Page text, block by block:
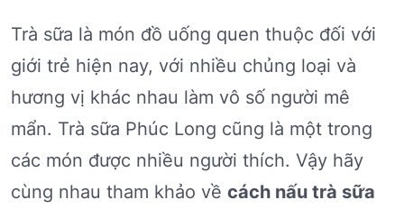
Trà sữa là món đồ uống quen thuộc đối với
giới trẻ hiện nay, với nhiều chủng loại và
hương vị khác nhau làm vô số người mê
mẩn. Trà sữa Phúc Long cũng là một trong
các món được nhiều người thích. Vậy hãy
cùng nhau tham khảo về cách nấu trà sữa